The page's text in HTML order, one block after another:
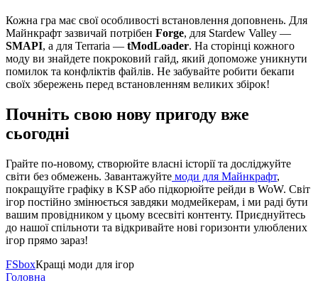
Кожна гра має свої особливості встановлення доповнень. Для
Майнкрафт зазвичай потрібен Forge, для Stardew Valley —
SMAPI, а для Terraria — tModLoader. На сторінці кожного
моду ви знайдете покроковий гайд, який допоможе уникнути
помилок та конфліктів файлів. Не забувайте робити бекапи
своїх збережень перед встановленням великих збірок!
Почніть свою нову пригоду вже
сьогодні
Грайте по-новому, створюйте власні історії та досліджуйте
світи без обмежень. Завантажуйте моди для Майнкрафт,
покращуйте графіку в KSP або підкорюйте рейди в WoW. Світ
ігор постійно змінюється завдяки модмейкерам, і ми раді бути
вашим провідником у цьому всесвіті контенту. Приєднуйтесь
до нашої спільноти та відкривайте нові горизонти улюблених
ігор прямо зараз!
FSboxКращі моди для ігор
Головна